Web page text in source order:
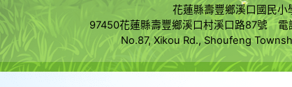
花蓮縣壽豐鄉溪口國民
97450花蓮縣壽豐鄉溪口村溪口路87號
No.87, Xikou Rd., Shoufeng